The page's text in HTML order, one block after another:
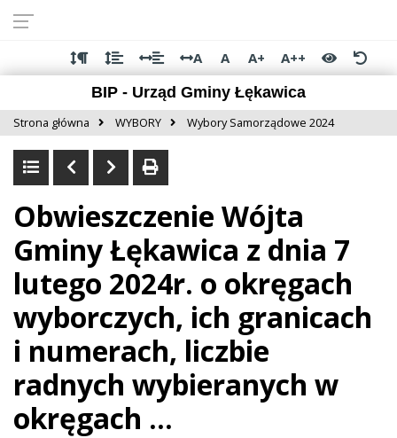
dostępności
głównej
treści
menu
stopki
A A A+
A++
BIP - Urząd Gminy Łękawica
Strona główna WYBORY Wybory Samorządowe 2024
Obwieszczenie Wójta
Gminy Łękawica z dnia 7
lutego 2024r. o okręgach
wyborczych, ich granicach
i numerach, liczbie
radnych wybieranych w
okręgach ...